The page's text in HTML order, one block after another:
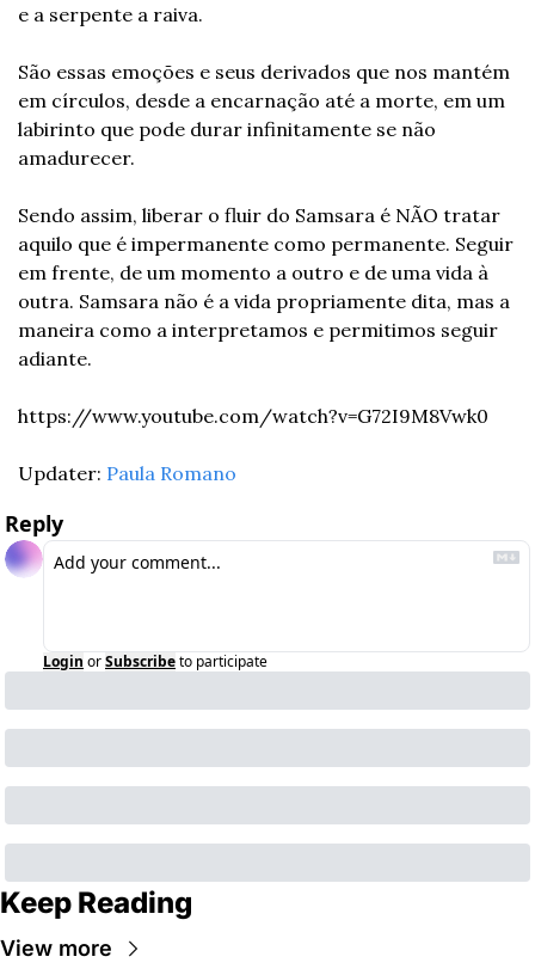
e a serpente a raiva.
São essas emoções e seus derivados que nos mantém
em círculos, desde a encarnação até a morte, em um
labirinto que pode durar infinitamente se não
amadurecer.
Sendo assim, liberar o fluir do Samsara é NÃO tratar
aquilo que é impermanente como permanente. Seguir
em frente, de um momento a outro e de uma vida à
outra. Samsara não é a vida propriamente dita, mas a
maneira como a interpretamos e permitimos seguir
adiante.
https://www.youtube.com/watch?v=G72I9M8Vwk0
Updater: Paula Romano
Reply
Login orSubscribeto participate
Keep Reading
View more